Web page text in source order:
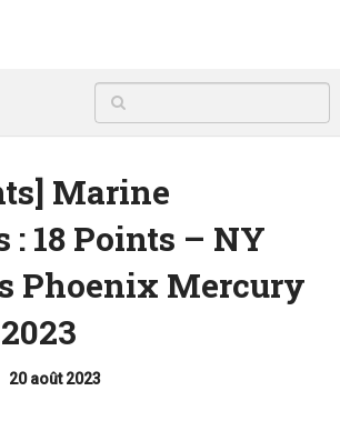
Marine
: 18 Points – NY
Phoenix Mercury
20 août 2023